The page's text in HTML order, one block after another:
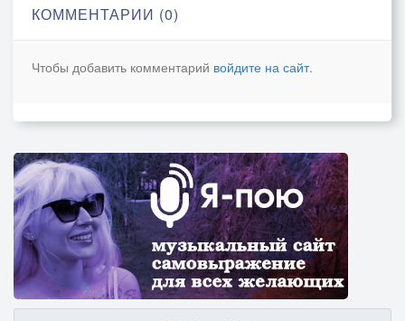
КОММЕНТАРИИ (0)
Чтобы добавить комментарий войдите на сайт.